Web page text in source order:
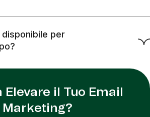
per
Elevare il Tuo Email
Marketing?